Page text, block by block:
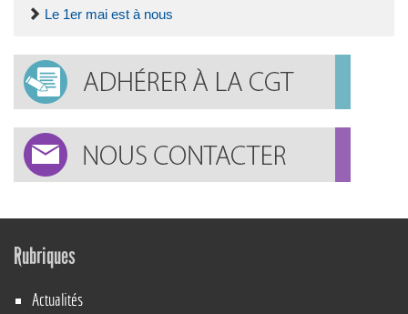
Le 1er mai est à nous
Rubriques
Actualités